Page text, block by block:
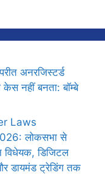
अनरजिस्टर्ड
नहीं बनता: बॉम्बे
Laws
लोकसभा से
विधेयक, डिजिटल
डायमंड ट्रेडिंग तक